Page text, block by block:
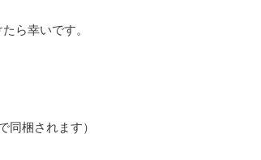
ら幸いです。
同梱されます）